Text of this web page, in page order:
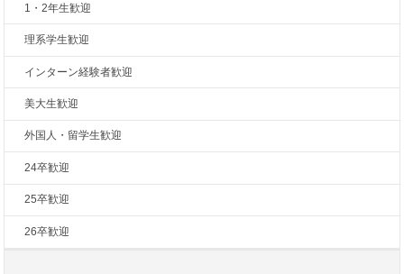
1・2年生歓迎
理系学生歓迎
インターン経験者歓迎
美大生歓迎
外国人・留学生歓迎
24卒歓迎
25卒歓迎
26卒歓迎